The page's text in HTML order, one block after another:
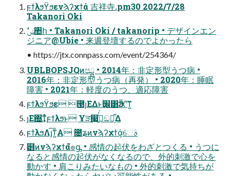
ϝϯλϧϔϧενϡʔχϯά 吉祥寺.pm30 2022/7/28
Takanori Oki
ジニア@Ubie • 来週登壇するのでよかったら
• https://jtx.connpass.com/event/254364/
UBLBOPSJQͷපྺ • 2014年：非定形型うつ病 •
2016年：非定形型うつ病（再発） • 2020年：睡眠
障害 • 2021年：軽度のうつ、適応障害
ϝϯλϧϔϧε ౓յΕΔͱ׬࣏͸Ӭԕʹ͠ͳ͍
յΕ΍͘͢ͳͬͨϝϯλϧͱ Ұੜ෇͖߹͍ͬͯ͘ඞཁ͕͋Δ
ϝϯλϧΛյ͞ͳ͍Α͏ ೔ʑͷνϡʔχϯά͕େࣄ
๻ͷνϡʔχϯάํ๏ᶃ • 感情の起伏をわざとつくる • うつに
なると感情の起伏がなくなるので、外的刺激で心を
動かす • 肩こりみたいなもの • 外的刺激で気持ちが